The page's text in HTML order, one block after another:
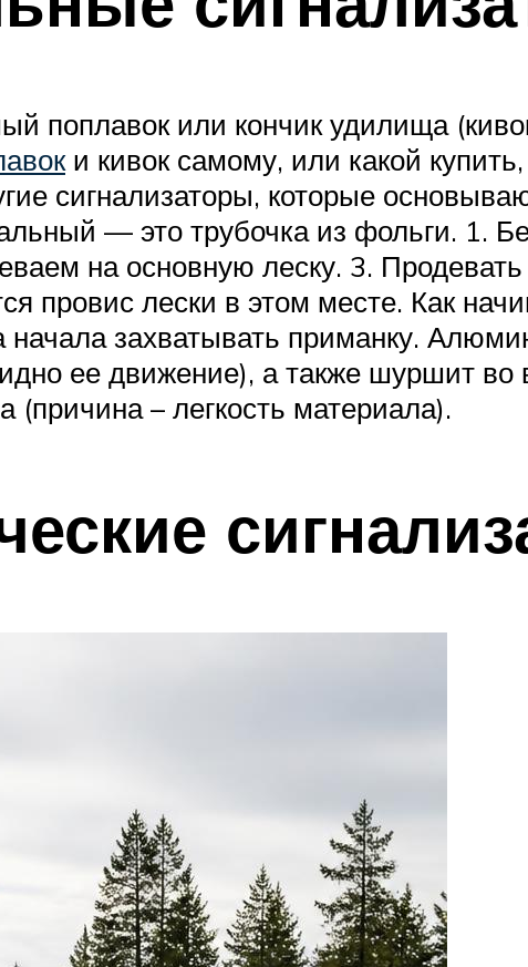
поплавок или кончик удилища
и кивок самому, или какой
сигнализаторы, которые
— это трубочка из фольги. 1.
на основную леску. 3.
провис лески в этом месте. Как
захватывать приманку.
ее движение), а также шуршит во
– легкость материала).